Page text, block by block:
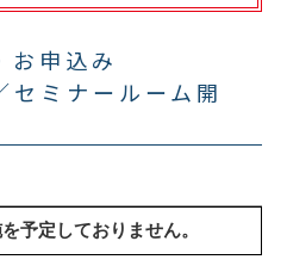
お申込み
セミナールーム開